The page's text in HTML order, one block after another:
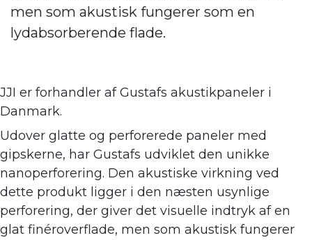
men som akustisk fungerer som en
lydabsorberende flade.
JJI er forhandler afGustafs akustikpaneler i
Danmark.
Udover glatte og perforerede paneler med
gipskerne, har Gustafs udviklet den unikke
nanoperforering. Den akustiske virkning ved
dette produkt ligger i den næsten usynlige
perforering, der giver det visuelle indtryk af en
glat finéroverflade, men som akustisk fungerer